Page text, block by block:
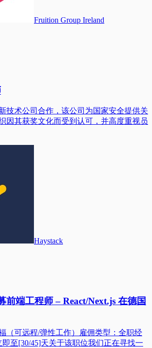
Fruition Group Ireland
技术公司合作，该公司为国家安全提供关
因其获奖文化而受到认可，并高度重视员
Haystack
前端工程师 – React/Next.js 在德国
（可远程/弹性工作）雇佣类型：全职经
至[30/45]天关于该职位我们正在寻找一